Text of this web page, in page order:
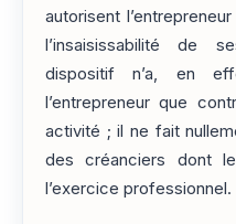
autorisent
l’insaisissabilité de
dispositif n’a, en
l’entrepreneur que
activité ; il ne fait
des créanciers dont
l’exercice professionnel.